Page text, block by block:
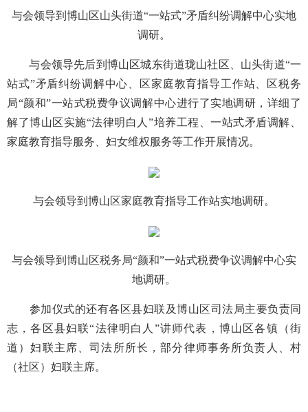
与会领导到博山区山头街道“一站式”矛盾纠纷调解中心实地
调研。
与会领导先后到博山区城东街道珑山社区、山头街道“一
站式”矛盾纠纷调解中心、区家庭教育指导工作站、区税务
局“颜和”一站式税费争议调解中心进行了实地调研，详细了
解了博山区实施“法律明白人”培养工程、一站式矛盾调解、
家庭教育指导服务、妇女维权服务等工作开展情况。
与会领导到博山区家庭教育指导工作站实地调研。
与会领导到博山区税务局“颜和”一站式税费争议调解中心实
地调研。
参加仪式的还有各区县妇联及博山区司法局主要负责同
志，各区县妇联“法律明白人”讲师代表，博山区各镇（街
道）妇联主席、司法所所长，部分律师事务所负责人、村
（社区）妇联主席。